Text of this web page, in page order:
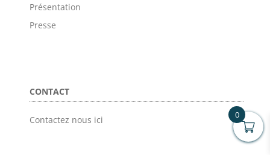
Présentation
Presse
CONTACT
Contactez nous ici 0